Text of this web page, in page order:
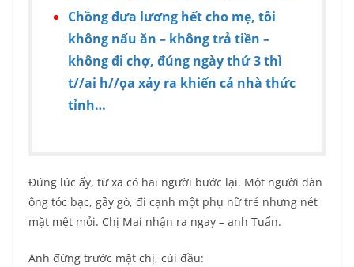
Chồng đưa lương hết cho mẹ, tôi
không nấu ăn – không trả tiền –
không đi chợ, đúng ngày thứ 3 thì
t//ai h//ọa xảy ra khiến cả nhà thức
tỉnh…
Đúng lúc ấy, từ xa có hai người bước lại. Một người đàn
ông tóc bạc, gầy gò, đi cạnh một phụ nữ trẻ nhưng nét
mặt mệt mỏi. Chị Mai nhận ra ngay – anh Tuấn.
Anh đứng trước mặt chị, cúi đầu: